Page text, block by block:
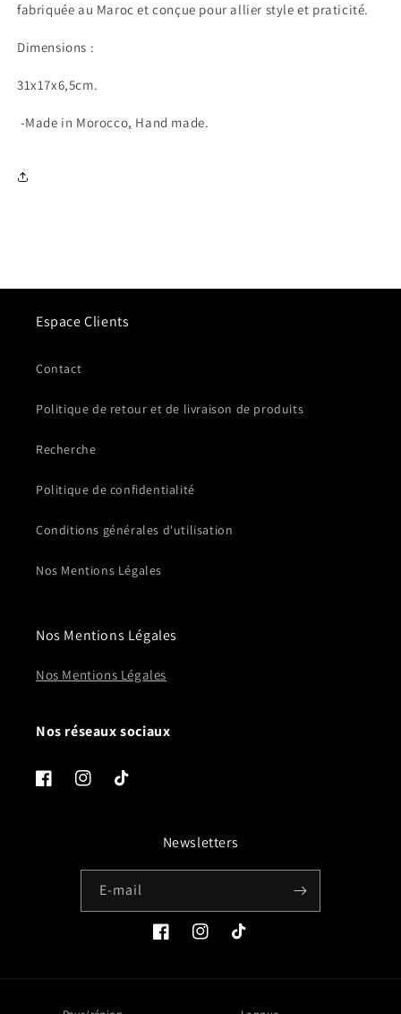
fabriquée au Maroc et conçue pour allier style et praticité.
Dimensions :
31x17x6,5cm.
-Made in Morocco, Hand made.
Espace Clients
Contact
Politique de retour et de livraison de produits
Recherche
Politique de confidentialité
Conditions générales d'utilisation
Nos Mentions Légales
Nos Mentions Légales
Nos Mentions Légales
Nos réseaux sociaux
FacebookInstagramTikTok
Newsletters
E-mail
FacebookInstagramTikTok